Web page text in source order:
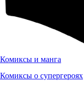
Комиксы и манга
Комиксы о супергероях